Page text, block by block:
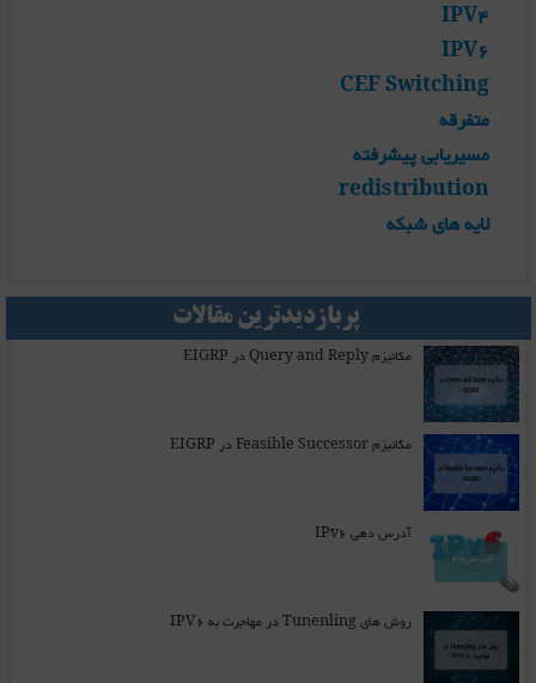
IPV4
IPV6
CEF Switching
متفرقه
مسیریابی پیشرفته
redistribution
لایه های شبکه
پربازدیدترین مقالات
مکانیزم Query and Reply در EIGRP
مکانیزم Feasible Successor در EIGRP
آدرس دهی IPv6
روش های Tunenling در مهاجرت به IPV6